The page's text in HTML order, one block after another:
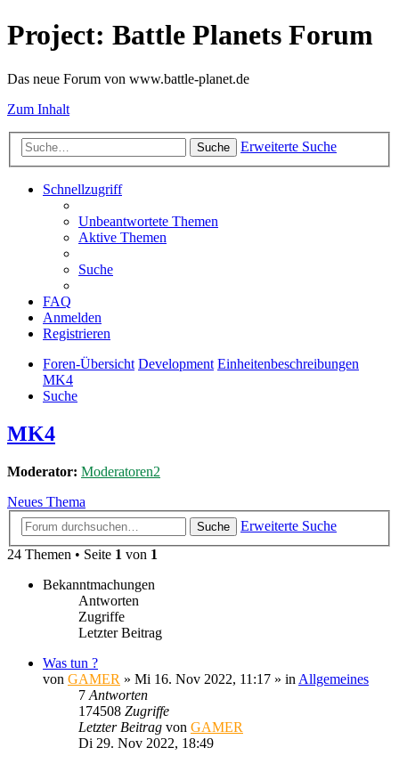
Project: Battle Planets Forum
Das neue Forum von www.battle-planet.de
Zum Inhalt
Suche Erweiterte Suche
Schnellzugriff
Unbeantwortete Themen
Aktive Themen
Suche
FAQ
Anmelden
Registrieren
Foren-Übersicht Development Einheitenbeschreibungen
MK4
Suche
MK4
Moderator: Moderatoren2
Neues Thema
Suche
Erweiterte Suche
24 Themen • Seite 1 von 1
Bekanntmachungen
Antworten
Zugriffe
Letzter Beitrag
Was tun ?
von GAMER » Mi 16. Nov 2022, 11:17 » in Allgemeines
7 Antworten
174508 Zugriffe
Letzter Beitrag von GAMER
Di 29. Nov 2022, 18:49